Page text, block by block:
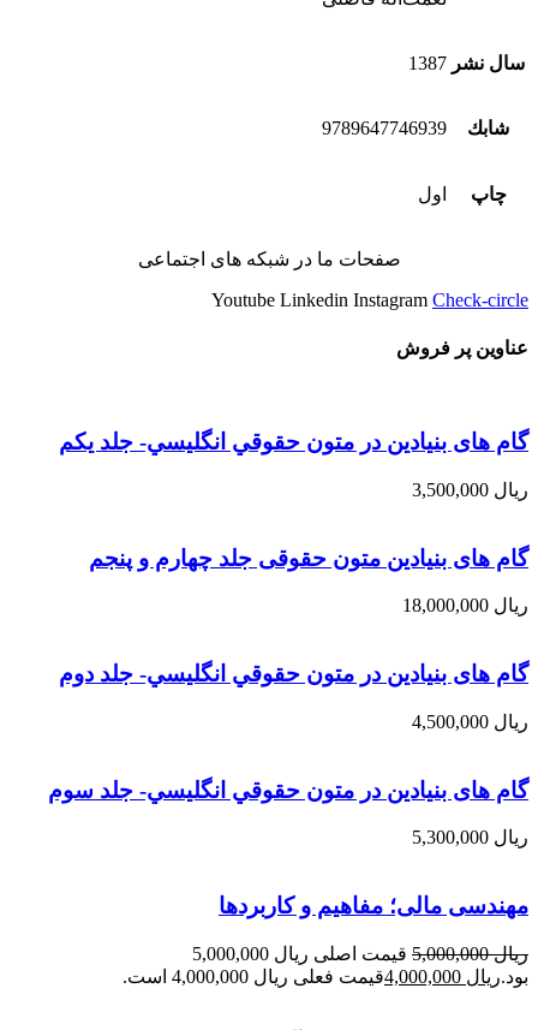
سال نشر 1387
شابك 9789647746939
چاپ اول
صفحات ما در شبکه های اجتماعی
Youtube Linkedin Instagram Check-circle
عناوین پر فروش
گام های بنیادین در متون حقوقي انگليسي- جلد يكم
ریال
گام های بنیادین متون حقوقی جلد چهارم و پنجم
ریال
گام های بنیادین در متون حقوقي انگليسي- جلد دوم
ریال
گام های بنیادین در متون حقوقي انگليسي- جلد سوم
ریال
مهندسی مالی؛ مفاهیم و کاربردها
ریال5,000,000
قیمت اصلی ریال 5,000,000
بود.ریال قیمت فعلی ریال 4,000,000 است.